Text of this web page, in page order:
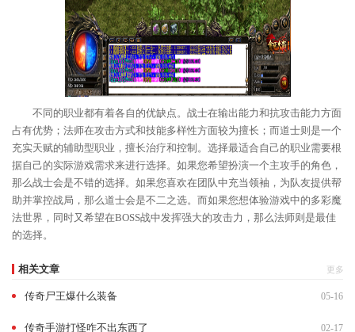
不同的职业都有着各自的优缺点。战士在输出能力和抗攻击能力方面
占有优势；法师在攻击方式和技能多样性方面较为擅长；而道士则是一个
充实天赋的辅助型职业，擅长治疗和控制。选择最适合自己的职业需要根
据自己的实际游戏需求来进行选择。如果您希望扮演一个主攻手的角色，
那么战士会是不错的选择。如果您喜欢在团队中充当领袖，为队友提供帮
助并掌控战局，那么道士会是不二之选。而如果您想体验游戏中的多彩魔
法世界，同时又希望在BOSS战中发挥强大的攻击力，那么法师则是最佳
的选择。
相关文章 更多
传奇尸王爆什么装备 05-16
传奇手游打怪咋不出东西了 02-17